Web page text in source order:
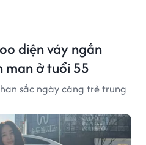
diện váy ngắn
man ở tuổi 55
sắc ngày càng trẻ trung